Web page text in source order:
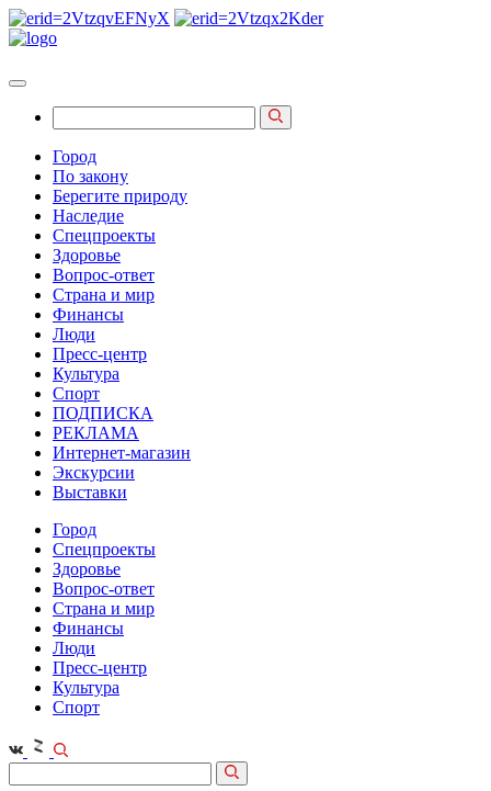
Город
По закону
Берегите природу
Наследие
Спецпроекты
Здоровье
Вопрос-ответ
Страна и мир
Финансы
Люди
Пресс-центр
Культура
Спорт
ПОДПИСКА
РЕКЛАМА
Интернет-магазин
Экскурсии
Выставки
Город
Спецпроекты
Здоровье
Вопрос-ответ
Страна и мир
Финансы
Люди
Пресс-центр
Культура
Спорт